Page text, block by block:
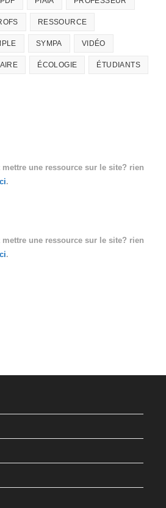
RESSOURCE
SYMPA VIDÉO
ÉCOLOGIE ÉTUDIANTS
une ressource sur le site? rien
.
une ressource sur le site? rien
.